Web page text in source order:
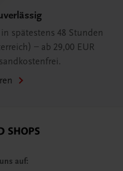
spätestens 48 Stunden
– ab 29,00 EUR
auf: